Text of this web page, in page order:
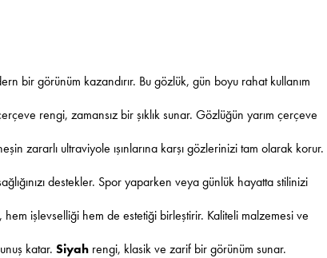
bir görünüm kazandırır. Bu gözlük, gün boyu rahat kullanım
rengi, zamansız bir şıklık sunar. Gözlüğün yarım çerçeve
zararlı ultraviyole ışınlarına karşı gözlerinizi tam olarak korur.
destekler. Spor yaparken veya günlük hayatta stilinizi
işlevselliği hem de estetiği birleştirir. Kaliteli malzemesi ve
katar. Siyah rengi, klasik ve zarif bir görünüm sunar.